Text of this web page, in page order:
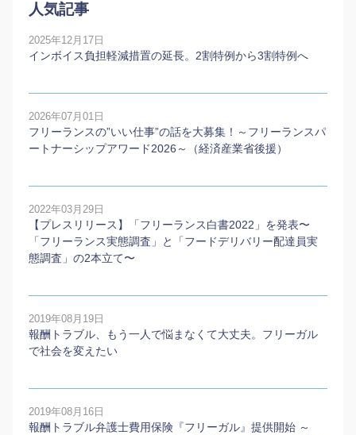
人気記事
2025年12月17日
インボイス負担軽減措置の延長。2割特例から3割特例へ
2026年07月01日
フリーランスの”いい仕事”の話を大募集！～フリーランスパ
ートナーシップアワード2026～（経済産業省後援）
2022年03月29日
【プレスリリース】「フリーランス白書2022」を発表〜
「フリーランス実態調査」と「フードデリバリー配達員実
態調査」の2本⽴て〜
2019年08月19日
報酬トラブル、もう一人で悩まなくて大丈夫。フリーガル
で社会を変えたい
2019年08月16日
報酬トラブル弁護士費用保険『フリーガル』提供開始 ～